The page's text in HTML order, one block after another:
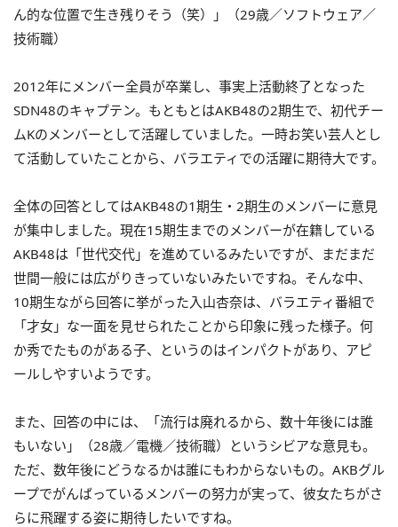
ん的な位置で生き残りそう（笑）」（29歳／ソフトウェア／
技術職）
2012年にメンバー全員が卒業し、事実上活動終了となった
SDN48のキャプテン。もともとはAKB48の2期生で、初代チー
ムKのメンバーとして活躍していました。一時お笑い芸人とし
て活動していたことから、バラエティでの活躍に期待大です。
全体の回答としてはAKB48の1期生・2期生のメンバーに意見
が集中しました。現在15期生までのメンバーが在籍している
AKB48は「世代交代」を進めているみたいですが、まだまだ
世間一般には広がりきっていないみたいですね。そんな中、
10期生ながら回答に挙がった入山杏奈は、バラエティ番組で
「才女」な一面を見せられたことから印象に残った様子。何
か秀でたものがある子、というのはインパクトがあり、アピ
ールしやすいようです。
また、回答の中には、「流行は廃れるから、数十年後には誰
もいない」（28歳／電機／技術職）というシビアな意見も。
ただ、数年後にどうなるかは誰にもわからないもの。AKBグル
ープでがんばっているメンバーの努力が実って、彼女たちがさ
らに飛躍する姿に期待したいですね。